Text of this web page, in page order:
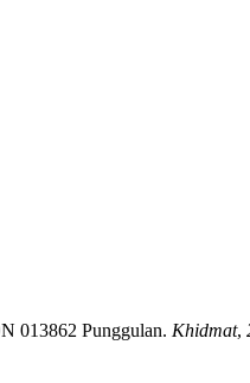
013862 Punggulan. Khidmat,